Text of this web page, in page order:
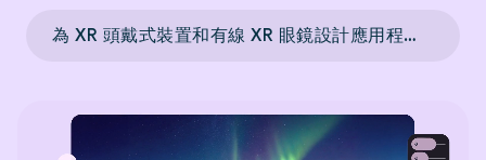
為 XR 頭戴式裝置和有線 XR 眼鏡設計應用程式 →